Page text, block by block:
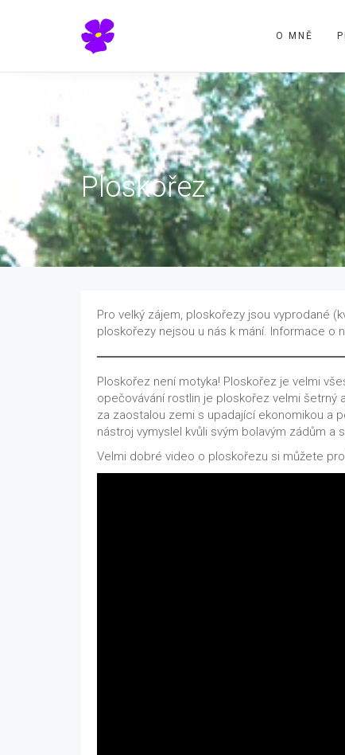
O MNĚ
Ploskořez
Pro velký zájem, ploskořezy jsou vyprodané
ploskořezy nejsou u nás k mání. Informace o
Ploskořez není motyka! Ploskořez je velmi
opečovávání rostlin je ploskořez velmi šetrný
za zaostalou zemi s upadající ekonomikou a
nástroj vymyslel kvůli svým bolavým zádům
Velmi dobré video o ploskořezu si můžete